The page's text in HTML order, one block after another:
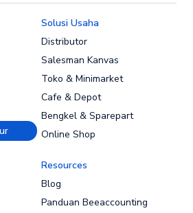
Solusi Usaha
Distributor
Salesman Kanvas
Toko & Minimarket
Cafe & Depot
Bengkel & Sparepart
Online Shop
Resources
Blog
Panduan Beeaccounting